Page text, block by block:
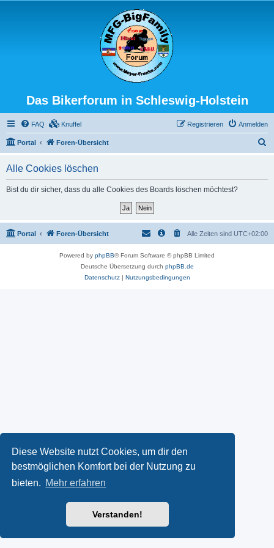
Diese Website nutzt Cookies, um dir den
bestmöglichen Komfort bei der Nutzung zu
bieten. Mehr erfahren
Verstanden!
Das Bikerforum in Schleswig-Holstein
FAQ Knuffel Anmelden
Registrieren
Portal Foren-Übersicht
Alle Cookies löschen
Bist du dir sicher, dass du alle Cookies des Boards löschen möchtest?
Portal Foren-Übersicht Alle Zeiten sind UTC+02:00
Powered by phpBB® Forum Software © phpBB Limited
Deutsche Übersetzung durch phpBB.de
Datenschutz| Nutzungsbedingungen